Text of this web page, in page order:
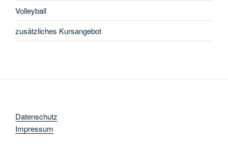
Volleyball
zusätzliches Kursangebot
Datenschutz
Impressum